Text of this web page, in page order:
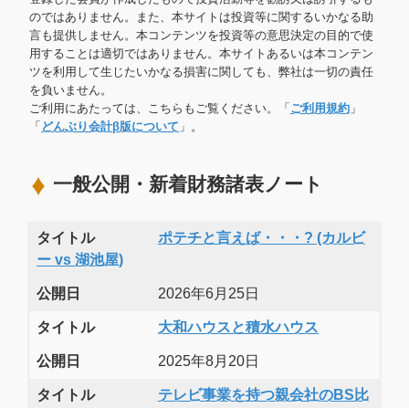
のではありません。また、本サイトは投資等に関するいかなる助
言も提供しません。本コンテンツを投資等の意思決定の目的で使
用することは適切ではありません。本サイトあるいは本コンテン
ツを利用して生じたいかなる損害に関しても、弊社は一切の責任
を負いません。
ご利用にあたっては、こちらもご覧ください。「 ご利用規約 」
「 どんぶり会計β版について 」。
一般公開・新着財務諸表ノート
タイトル
ポテチと言えば・・・? (カルビ
ー vs 湖池屋)
公開日 2026年6月25日
タイトル 大和ハウスと積水ハウス
公開日 2025年8月20日
タイトル
テレビ事業を持つ親会社のBS比